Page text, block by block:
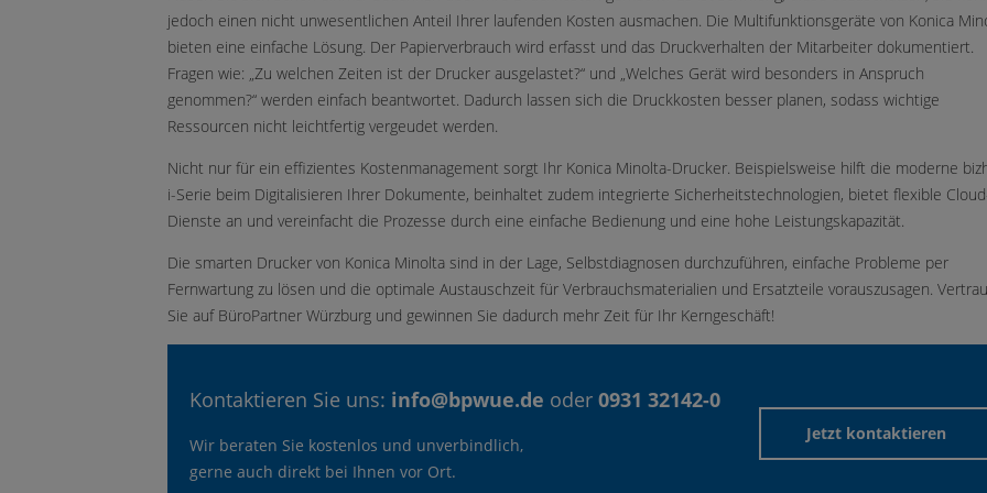
jedoch einen nicht unwesentlichen Anteil Ihrer laufenden Kosten ausmachen. Die Multifunktionsgeräte von Konica
bieten eine einfache Lösung. Der Papierverbrauch wird erfasst und das Druckverhalten der Mitarbeiter dokumentiert.
Fragen wie: „Zu welchen Zeiten ist der Drucker ausgelastet?“ und „Welches Gerät wird besonders in Anspruch
genommen?“ werden einfach beantwortet. Dadurch lassen sich die Druckkosten besser planen, sodass wichtige
Ressourcen nicht leichtfertig vergeudet werden.
Nicht nur für ein effizientes Kostenmanagement sorgt Ihr Konica Minolta-Drucker. Beispielsweise hilft die moderne
i-Serie beim Digitalisieren Ihrer Dokumente, beinhaltet zudem integrierte Sicherheitstechnologien, bietet flexible
Dienste an und vereinfacht die Prozesse durch eine einfache Bedienung und eine hohe Leistungskapazität.
Die smarten Drucker von Konica Minolta sind in der Lage, Selbstdiagnosen durchzuführen, einfache Probleme per
Fernwartung zu lösen und die optimale Austauschzeit für Verbrauchsmaterialien und Ersatzteile vorauszusagen.
Sie auf BüroPartner Würzburg und gewinnen Sie dadurch mehr Zeit für Ihr Kerngeschäft!
Kontaktieren Sie uns: info@bpwue.de oder 0931 32142-0
Wir beraten Sie kostenlos und unverbindlich,
gerne auch direkt bei Ihnen vor Ort.
Jetzt kontaktieren